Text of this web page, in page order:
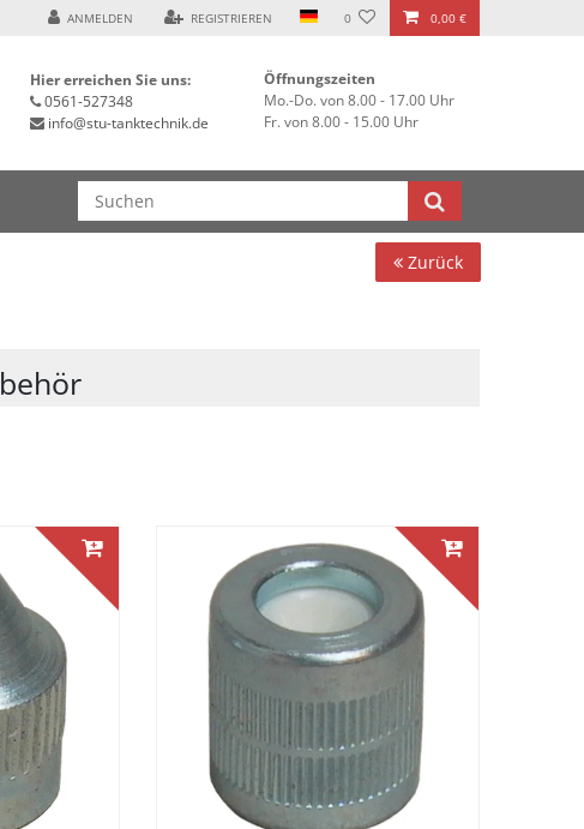
*** ANMELDEN REGISTRIEREN 0 0,00 €
Hier erreichen Sie uns:
0561-527348
info@stu-tanktechnik.de
Öffnungszeiten
Mo.-Do. von 8.00 - 17.00 Uhr
Fr. von 8.00 - 15.00 Uhr
Zurück